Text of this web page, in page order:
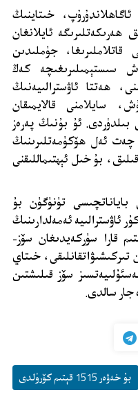
خىتاينىڭ
ئايلانغان
قاتلاملىرىغا، جۈملىدىن
سىستېمىلىرىغىچە كەڭ
ھەتتا ئاۋسترالىيەنىڭ
سايلامنى قالايمىقان
بىلدۈردى. ئۇ بۇنىڭ پەرەز
چەت ئەل ھۆكۈمەتلىرىنىڭ
بۇ خىل ئېھتىماللىقنى
باياناتچىسى تۈنۈگۈن بۇ
ئاۋسترالىيە ئەمەلدارىنىڭ
قارا سۈركەيدىغان سۆز-
تىركىشىۋاتقانلىقى، خىتاي
سۆز قىلىشتىن
جار سالدى.
بۇ خەۋەر 1515 قېتىم كۆرۈلدى